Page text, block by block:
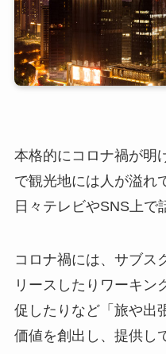
本格的にコロナ禍が明
で観光地には人が溢れ
日々テレビやSNS上で
コロナ禍には、サブス
リースしたりワーキン
促したりなど「旅や出
価値を創出し、提供し